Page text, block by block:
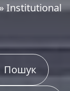
Institutional
Пошук